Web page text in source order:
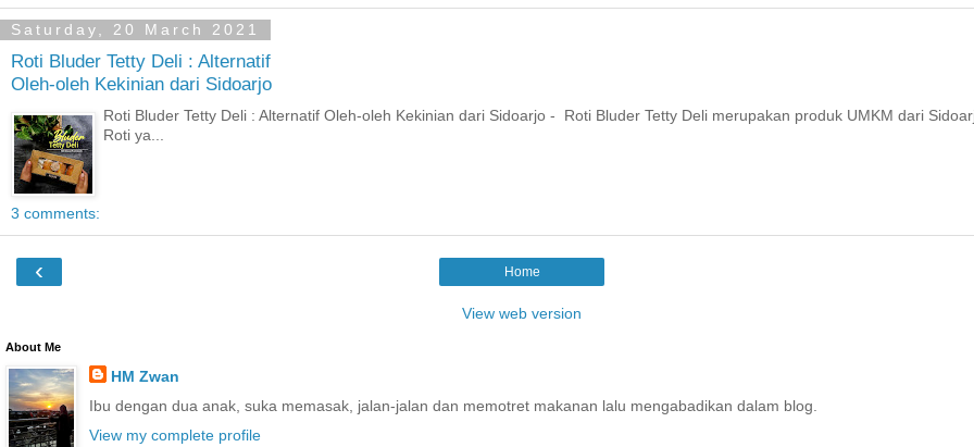
Saturday, 20 March 2021
Roti Bluder Tetty Deli : Alternatif
Oleh-oleh Kekinian dari Sidoarjo
Roti Bluder Tetty Deli : Alternatif Oleh-oleh Kekinian dari Sidoarjo - Roti Bluder Tetty Deli merupakan produk UMKM dari
Roti ya...
3 comments:
‹ Home
View web version
About Me
HM Zwan
Ibu dengan dua anak, suka memasak, jalan-jalan dan memotret makanan lalu mengabadikan dalam blog.
View my complete profile